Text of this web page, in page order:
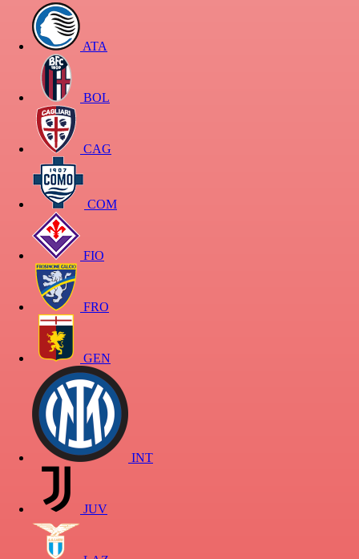
ATA
BOL
CAG
COM
FIO
FRO
GEN
INT
JUV